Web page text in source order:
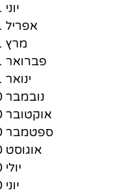
יוני 2021
אפריל 2021
מרץ 2021
פברואר 2021
ינואר 2021
נובמבר 2020
אוקטובר 2020
ספטמבר 2020
אוגוסט 2020
יולי 2020
יוני 2020